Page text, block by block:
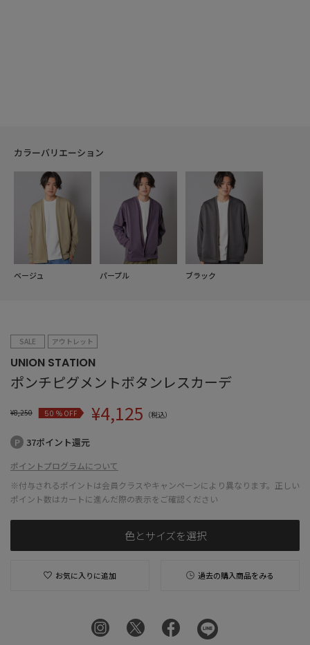
カラーバリエーション
ベージュ パープル ブラック
SALE アウトレット
UNION STATION
ポンチピグメントボタンレスカーデ
¥8,250 50% OFF ¥4,125 （税込）
37ポイント還元
ポイントプログラムについて
※付与されるポイントは会員クラスやキャンペーンにより異なります。正しい
ポイント数はカートに進んだ際の表示をご確認ください
色とサイズを選択
お気に入りに追加 過去の購入商品をみる